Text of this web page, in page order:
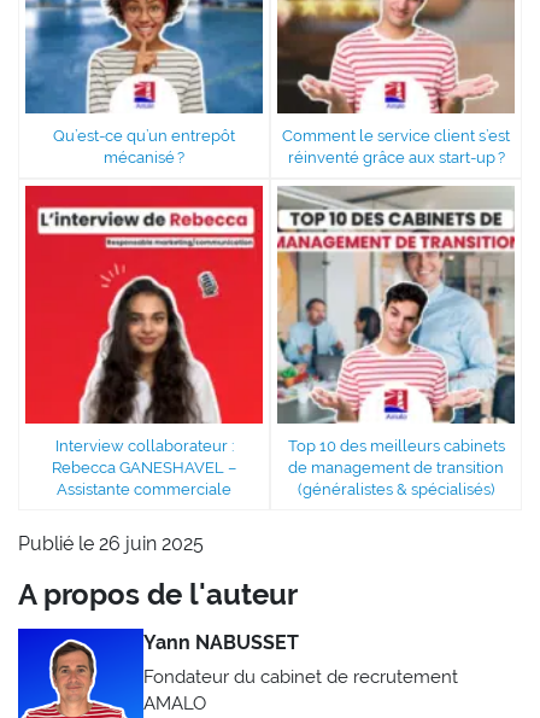
Qu’est-ce qu’un entrepôt
mécanisé ?
Comment le service client s’est
réinventé grâce aux start-up ?
Interview collaborateur :
Rebecca GANESHAVEL –
Assistante commerciale
Top 10 des meilleurs cabinets
de management de transition
(généralistes & spécialisés)
Publié le 26 juin 2025
A propos de l'auteur
Yann NABUSSET
Fondateur du cabinet de recrutement
AMALO